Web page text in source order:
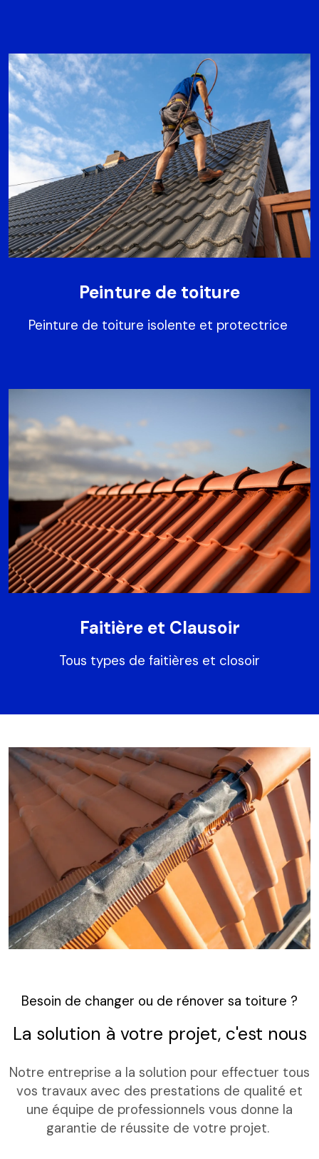
Peinture de toiture
Peinture de toiture isolente et protectrice
Faitière et Clausoir
Tous types de faitières et closoir
Besoin de changer ou de rénover sa toiture ?
La solution à votre projet, c'est nous
Notre entreprise a la solution pour effectuer tous
vos travaux avec des prestations de qualité et
une équipe de professionnels vous donne la
garantie de réussite de votre projet.